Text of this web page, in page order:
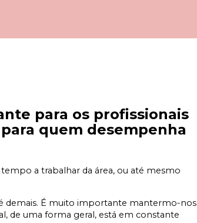
para os profissionais
quem desempenha
a trabalhar da área, ou até mesmo
demais. É muito importante mantermo-nos
de uma forma geral, está em constante